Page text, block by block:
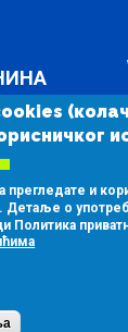
прегледате и
Детаље о
Политика